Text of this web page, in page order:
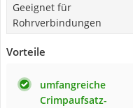
Geeignet für
Rohrverbindungen
Vorteile
umfangreiche
Crimpaufsatz-